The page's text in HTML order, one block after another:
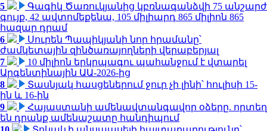
5
Գագիկ Ծառուկյանից կբռնագանձվի 75 անշարժ
գույք, 42 ավտոմեքենա, 105 միլիարդ 865 միլիոն 865
հազար դրամ
6
Սուրեն Պապիկյանի նոր հրամանը՝
ժամկետային զինծառայողների վերաբերյալ
7
10 միլիոն երկրպագու պահանջում է վտարել
Արգենտինային ԱԱ-2026-ից
8
Տասնյակ հասցեներում ջուր չի լինի՝ հուլիսի 15-
ին և 16-ին
9
Հայաստանի ամենավտանգավոր օձերը. որտեղ
են դրանք ամենաշատը հանդիպում